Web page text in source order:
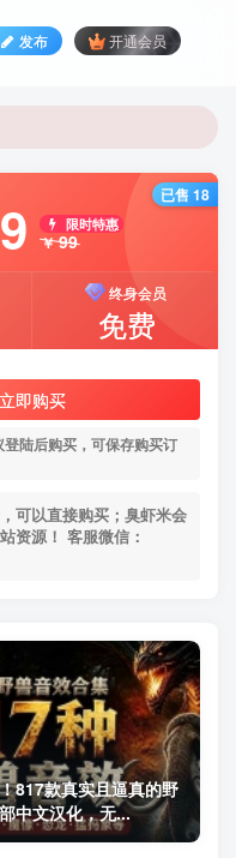
发布 开通会员
限时特惠
￥99
终身会员
免费
立即购买
陆后购买，可保存购买订
可以直接购买；臭虾米会
资源！ 客服微信：
已售 18
817款真实且逼真的野
中文汉化，无...